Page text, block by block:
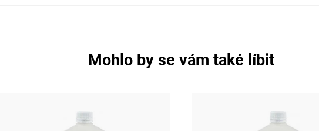
Mohlo by se vám také líbit